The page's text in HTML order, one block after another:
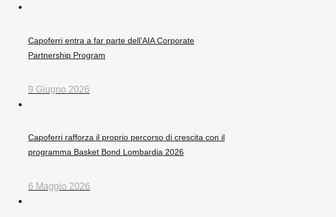
Capoferri entra a far parte dell’AIA Corporate
Partnership Program
9 Giugno 2026
Capoferri rafforza il proprio percorso di crescita con il
programma Basket Bond Lombardia 2026
6 Maggio 2026